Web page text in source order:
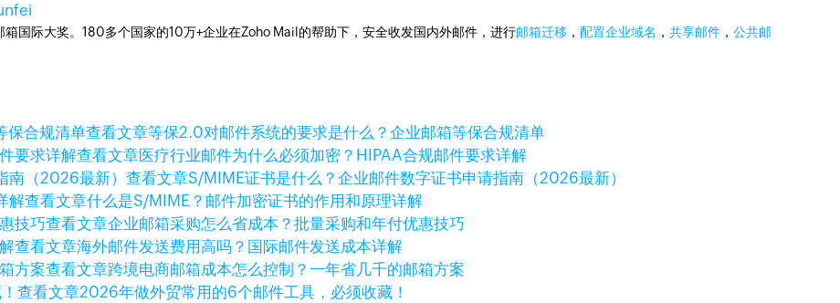
国际大奖。180多个国家的10万+企业在Zoho Mail的帮助下，安全收发国内外邮件，进行邮箱迁移 ，配置企业域名 ，共享邮件 ，公共邮
查看文章等保2.0对邮件系统的要求是什么？企业邮箱等保合规清单
查看文章医疗行业邮件为什么必须加密？HIPAA合规邮件要求详解
查看文章S/MIME证书是什么？企业邮件数字证书申请指南（2026最新）
查看文章什么是S/MIME？邮件加密证书的作用和原理详解
查看文章企业邮箱采购怎么省成本？批量采购和年付优惠技巧
查看文章海外邮件发送费用高吗？国际邮件发送成本详解
查看文章跨境电商邮箱成本怎么控制？一年省几千的邮箱方案
查看文章2026年做外贸常用的6个邮件工具，必须收藏！